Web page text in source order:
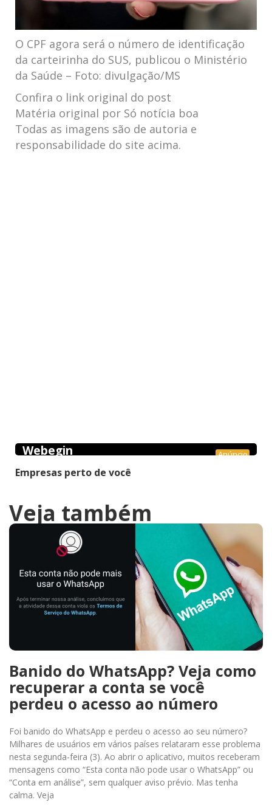
O CPF agora será o número de identificação
da carteirinha do SUS, publicou o Ministério
da Saúde – Foto: divulgação/MS
Confira o link original do post
Matéria original por Só notícia boa
Todas as imagens são de autoria e
responsabilidade do site acima.
Anúncio
Webegin
Empresas perto de você
Veja também
Banido do WhatsApp? Veja como
recuperar a conta se você
perdeu o acesso ao número
Foi banido do WhatsApp e perdeu o acesso ao seu número?
Milhares de usuários em vários países relataram esse problema
nesta segunda-feira (3). Ao abrir o aplicativo, muitos receberam
mensagens como “Esta conta não pode usar o WhatsApp” ou
“Conta em análise”, sem qualquer aviso prévio. Mas tenha
calma. Veja